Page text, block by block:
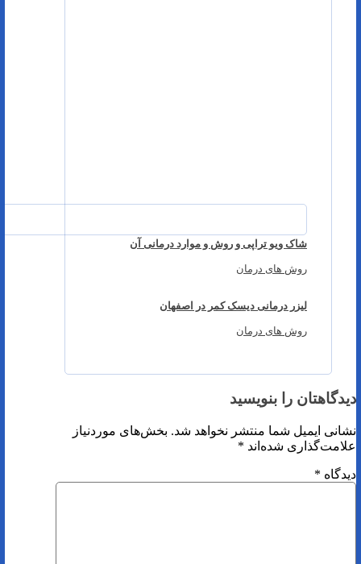
شاک ویو تراپی و روش و موارد درمانی آن
روش های درمان
لیزر درمانی دیسک کمر در اصفهان
روش های درمان
دیدگاهتان را بنویسید
نشانی ایمیل شما منتشر نخواهد شد. بخش‌های موردنیاز
علامت‌گذاری شده‌اند *
دیدگاه *